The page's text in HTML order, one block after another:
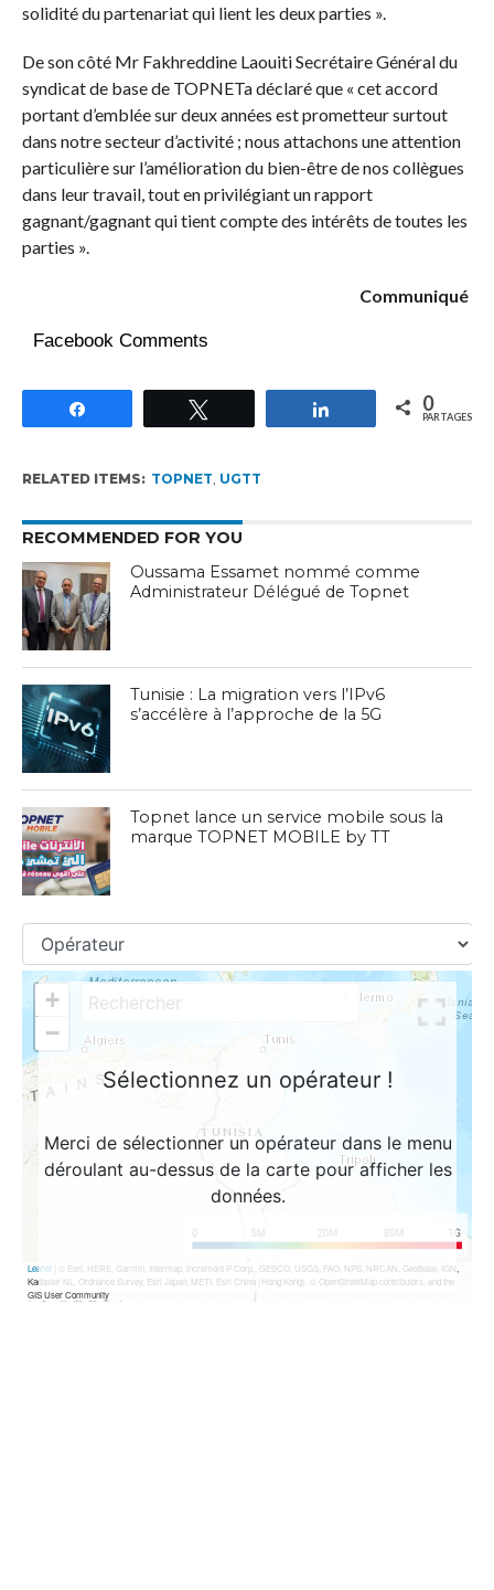
solidité du partenariat qui lient les deux parties ».
De son côté Mr Fakhreddine Laouiti Secrétaire Général du
syndicat de base de TOPNETa déclaré que « cet accord
portant d’emblée sur deux années est prometteur surtout
dans notre secteur d’activité ; nous attachons une attention
particulière sur l’amélioration du bien-être de nos collègues
dans leur travail, tout en privilégiant un rapport
gagnant/gagnant qui tient compte des intérêts de toutes les
parties ».
Communiqué
Facebook Comments
Partagez 0
PARTAGES
RELATED ITEMS: TOPNET UGTT
RECOMMENDED FOR YOU
Oussama Essamet nommé comme
Administrateur Délégué de Topnet
Tunisie : La migration vers l’IPv6
s’accélère à l’approche de la 5G
Topnet lance un service mobile sous la
marque TOPNET MOBILE by TT